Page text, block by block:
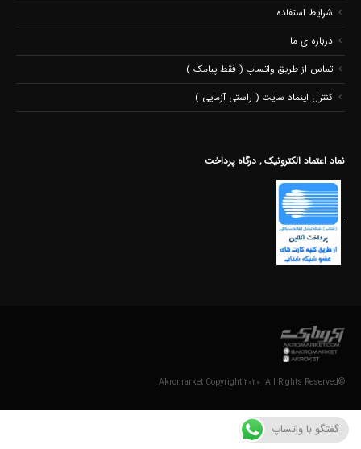
شرایط استفاده
درباره ی ما
تماس از طریق واتساپ ( فقط پیامک )
کنترل اینماد سایت ( راستی آزمایی )
نماد اعتماد الکترونیک , درگاه پرداخت
©Akromarket Copyright 2020. All Rights Reserved .
گفتگو با واتساپ